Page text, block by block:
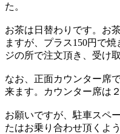
た。
お茶は日替わりです。お
ますが、プラス150円で
ジの所で注文頂き、受け
なお、正面カウンター席
来ます。カウンター席は２
お願いですが、駐車スペ
たはお乗り合わせ頂くよ